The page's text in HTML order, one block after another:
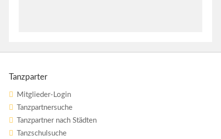
Tanzparter
Mitglieder-Login
Tanzpartnersuche
Tanzpartner nach Städten
Tanzschulsuche